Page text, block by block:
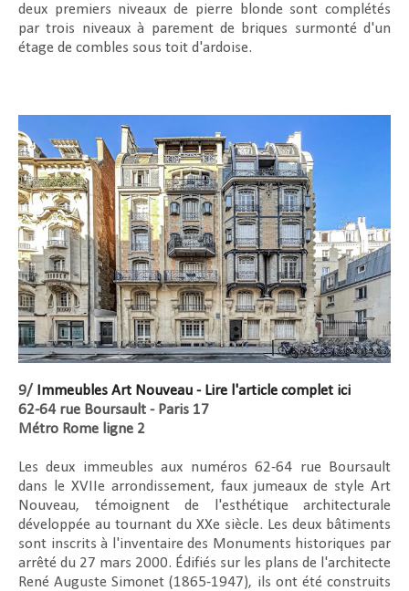
deux premiers niveaux de pierre blonde sont complétés
par trois niveaux à parement de briques surmonté d'un
étage de combles sous toit d'ardoise.
9/ Immeubles Art Nouveau - Lire l'article complet ici
62-64 rue Boursault - Paris 17
Métro Rome ligne 2
Les deux immeubles aux numéros 62-64 rue Boursault
dans le XVIIe arrondissement, faux jumeaux de style Art
Nouveau, témoignent de l'esthétique architecturale
développée au tournant du XXe siècle. Les deux bâtiments
sont inscrits à l'inventaire des Monuments historiques par
arrêté du 27 mars 2000. Édifiés sur les plans de l'architecte
René Auguste Simonet (1865-1947), ils ont été construits